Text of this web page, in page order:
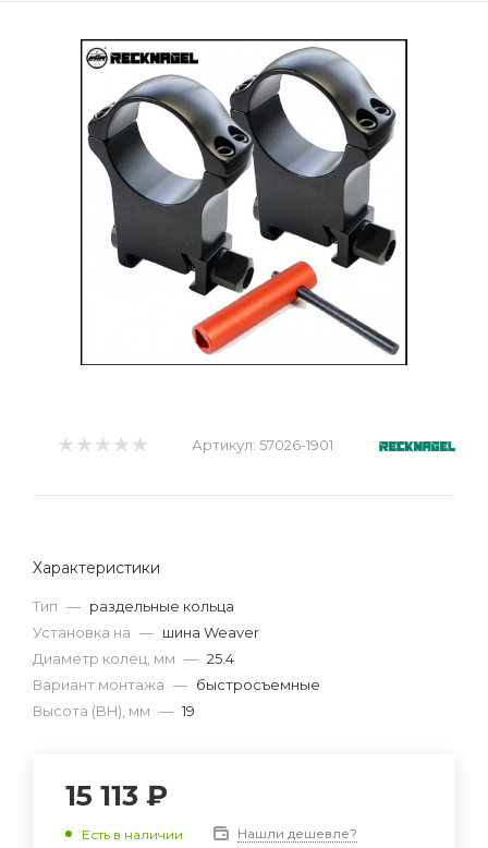
Артикул: 57026-1901
Характеристики
Тип — раздельные кольца
Установка на — шина Weaver
Диаметр колец, мм — 25.4
Вариант монтажа — быстросъемные
Высота (BH), мм — 19
15 113 ₽
Есть в наличии Нашли дешевле?